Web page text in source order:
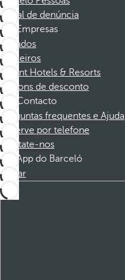
Canal de denúncia
Empresas
Afiliados
Parceiros
Dorint Hotels & Resorts
Cupons de desconto
Contacto
Perguntas frequentes e Ajuda
Reserve por telefone
Contate-nos
App do Barceló
Baixar